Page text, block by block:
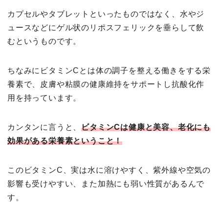
カプセルやタブレットといったものではなく、水やジ
ュースなどにゲル状のリポスフェリックを垂らして飲
むというものです。
ちなみにビタミンCとは体の調子を整える働きをする栄
養素で、皮膚や粘膜の健康維持をサポートし抗酸化作
用を持っています。
カンタンに言うと、ビタミンCは健康と美容、老化にも
効果がある栄養素ということ！
このビタミンC、実は水に溶けやすく、紫外線や空気の
影響も受けやすい、また加熱にも弱い性質があるんで
す。